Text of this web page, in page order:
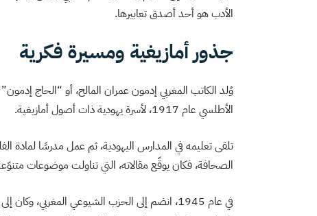
الأدب هو أحد أصدق تعابيرها.
جذور أمازيغية ومسيرة فكرية
وُلد الكاتب المغربي إدمون عمران المالح، أو “الحاج
الأطلسي عام 1917، لأسرة يهودية ذات أصول أمازيغية.
تلقى تعليمه في المدارس اليهودية، ثم عمل مدرسًا لمادة
الصحافة، فكان يوقّع مقالاته، التي تناولت موضوعات
في عام 1945، انضم إلى الحزب الشيوعي